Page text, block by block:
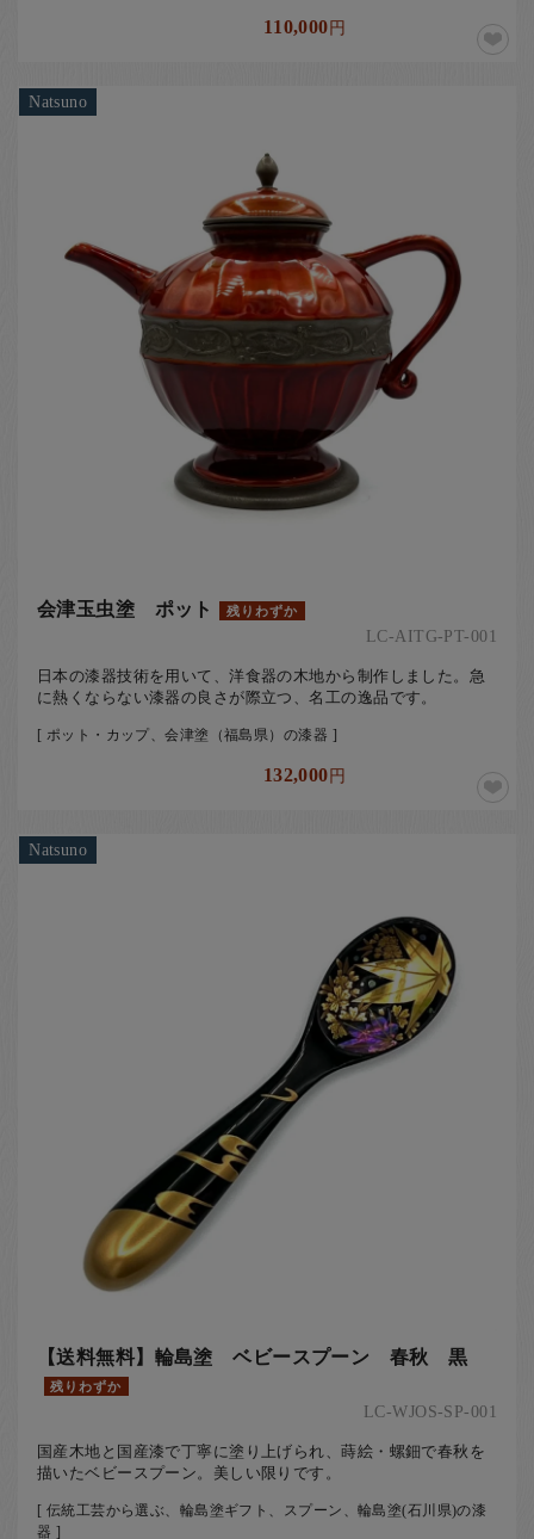
110,000円
Natsuno
会津玉虫塗 ポット 残りわずか
LC-AITG-PT-001
日本の漆器技術を用いて、洋食器の木地から制作しました。急
に熱くならない漆器の良さが際立つ、名工の逸品です。
[ ポット・カップ、会津塗（福島県）の漆器 ]
132,000円
Natsuno
【送料無料】輪島塗 ベビースプーン 春秋 黒
残りわずか
LC-WJOS-SP-001
国産木地と国産漆で丁寧に塗り上げられ、蒔絵・螺鈿で春秋を
描いたベビースプーン。美しい限りです。
[ 伝統工芸から選ぶ、輪島塗ギフト、スプーン、輪島塗(石川県)の漆
器 ]